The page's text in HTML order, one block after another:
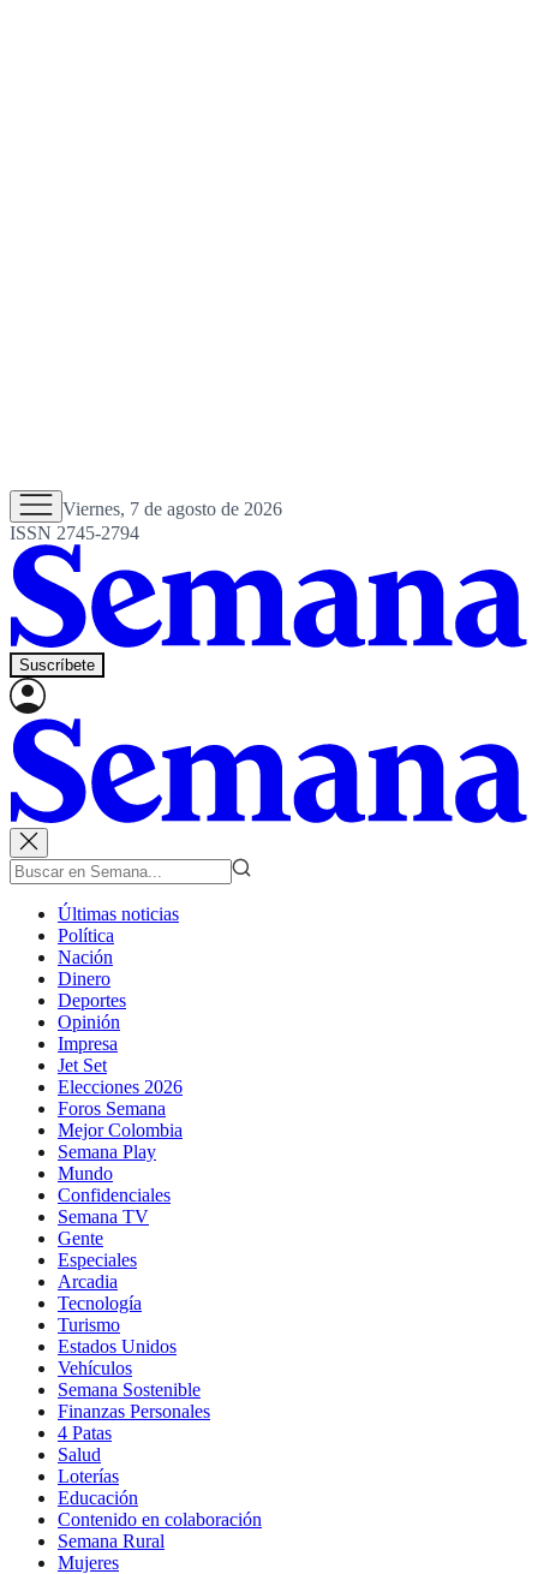
Viernes, 7 de agosto de 2026
ISSN 2745-2794
Suscríbete
Últimas noticias
Política
Nación
Dinero
Deportes
Opinión
Impresa
Jet Set
Elecciones 2026
Foros Semana
Mejor Colombia
Semana Play
Mundo
Confidenciales
Semana TV
Gente
Especiales
Arcadia
Tecnología
Turismo
Estados Unidos
Vehículos
Semana Sostenible
Finanzas Personales
4 Patas
Salud
Loterías
Educación
Contenido en colaboración
Semana Rural
Mujeres